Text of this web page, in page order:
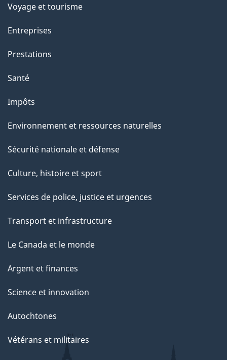
Voyage et tourisme
Entreprises
Prestations
Santé
Impôts
Environnement et ressources naturelles
Sécurité nationale et défense
Culture, histoire et sport
Services de police, justice et urgences
Transport et infrastructure
Le Canada et le monde
Argent et finances
Science et innovation
Autochtones
Vétérans et militaires